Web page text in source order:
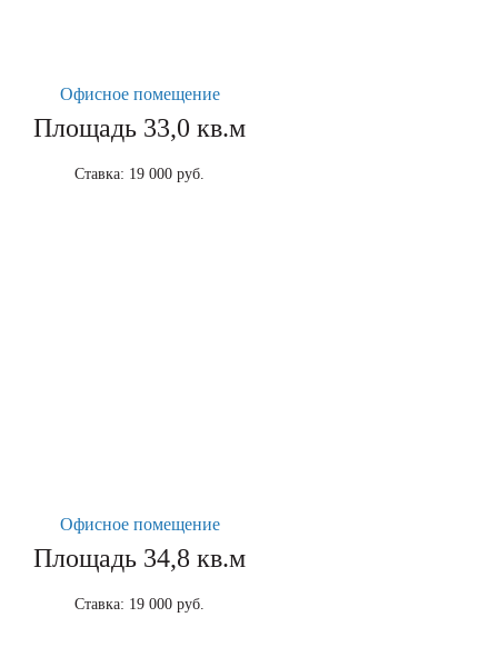
Офисное помещение
Площадь 33,0 кв.м
Ставка: 19 000 руб.
Офисное помещение
Площадь 34,8 кв.м
Ставка: 19 000 руб.